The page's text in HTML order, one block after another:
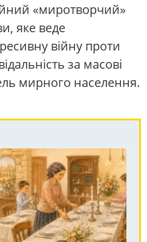
«миротворчий»
яке веде
війну проти
за масові
мирного населення.